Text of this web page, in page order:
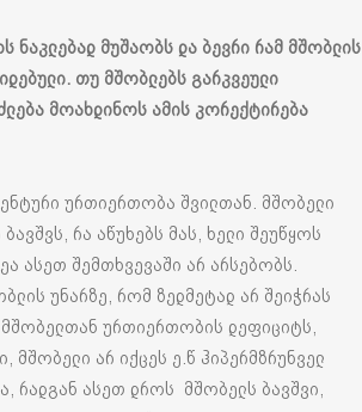
ნაკლებად მუშაობს და ბევრი რამ მშობლის
. თუ მშობლებს გარკვეული
მოახდინოს ამის კორექტირება
ურთიერთობა შვილთან. მშობელი
რა აწუხებს მას, ხელი შეუწყოს
ასეთ შემთხვევაში არ არსებობს.
უნარზე, რომ ზედმეტად არ შეიჭრას
მშობელთან ურთიერთობის დეფიციტს,
არ იქცეს ე.წ ჰიპერმზრუნველ
რადგან ასეთ დროს მშობელს ბავშვი,